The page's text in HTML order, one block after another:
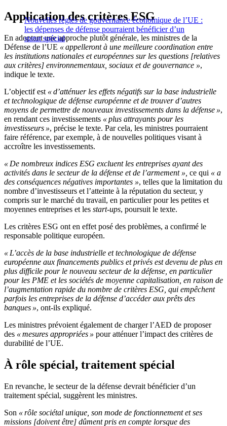
Nouvelles règles de gouvernance économique de l’UE :
les dépenses de défense pourraient bénéficier d’un
statut spécial
Application des critères ESG
En adoptant une approche plutôt générale, les ministres de la
Défense de l’UE « appelleront à une meilleure coordination entre
les institutions nationales et européennes sur les questions [relatives
aux critères] environnementaux, sociaux et de gouvernance »,
indique le texte.
L’objectif est « d’atténuer les effets négatifs sur la base industrielle
et technologique de défense européenne et de trouver d’autres
moyens de permettre de nouveaux investissements dans la défense »,
en rendant ces investissements « plus attrayants pour les
investisseurs », précise le texte. Par cela, les ministres pourraient
faire référence, par exemple, à de nouvelles politiques visant à
accroître les investissements.
« De nombreux indices ESG excluent les entreprises ayant des
activités dans le secteur de la défense et de l’armement », ce qui « a
des conséquences négatives importantes », telles que la limitation du
nombre d’investisseurs et l’atteinte à la réputation du secteur, y
compris sur le marché du travail, en particulier pour les petites et
moyennes entreprises et les start-ups, poursuit le texte.
Les critères ESG ont en effet posé des problèmes, a confirmé le
responsable politique européen.
« L’accès de la base industrielle et technologique de défense
européenne aux financements publics et privés est devenu de plus en
plus difficile pour le nouveau secteur de la défense, en particulier
pour les PME et les sociétés de moyenne capitalisation, en raison de
l’augmentation rapide du nombre de critères ESG, qui empêchent
parfois les entreprises de la défense d’accéder aux prêts des
banques », ont-ils expliqué.
Les ministres prévoient également de charger l’AED de proposer
des « mesures appropriées » pour atténuer l’impact des critères de
durabilité de l’UE.
À rôle spécial, traitement spécial
En revanche, le secteur de la défense devrait bénéficier d’un
traitement spécial, suggèrent les ministres.
Son « rôle sociétal unique, son mode de fonctionnement et ses
missions [doivent être] dûment pris en compte lorsque des